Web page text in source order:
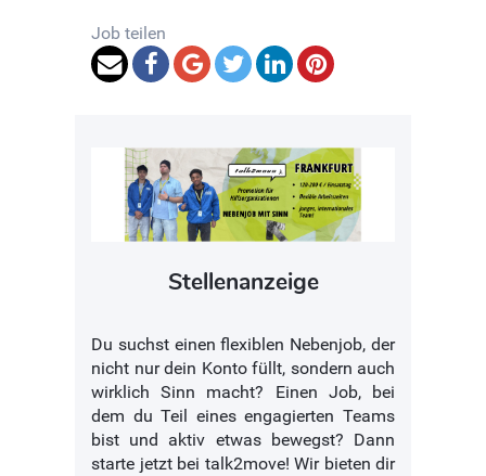
Job teilen
Stellenanzeige
Du suchst einen flexiblen Nebenjob, der
nicht nur dein Konto füllt, sondern auch
wirklich Sinn macht? Einen Job, bei
dem du Teil eines engagierten Teams
bist und aktiv etwas bewegst? Dann
starte jetzt bei talk2move! Wir bieten dir